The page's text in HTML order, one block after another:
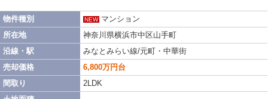
物件種別
所在地
沿線・駅
売却価格
間取り
NEW マンション
神奈川県横浜市中区山手町
みなとみらい線/元町・中華街
6,800万円台
2LDK